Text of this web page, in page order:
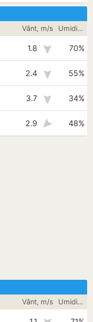
Vânt, m/s Umiditate
1.8 70%
2.4 55%
3.7 34%
2.9 48%
Vânt, m/s Umiditate